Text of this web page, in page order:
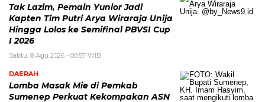
Tak Lazim, Pemain Yunior Jadi
Kapten Tim Putri Arya Wiraraja Unija
Hingga Lolos ke Semifinal PBVSI Cup
I 2026
Sabtu, 8 Agu 2026 - 00:57 WIB
DAERAH
Lomba Masak Mie di Pemkab
Sumenep Perkuat Kekompakan ASN